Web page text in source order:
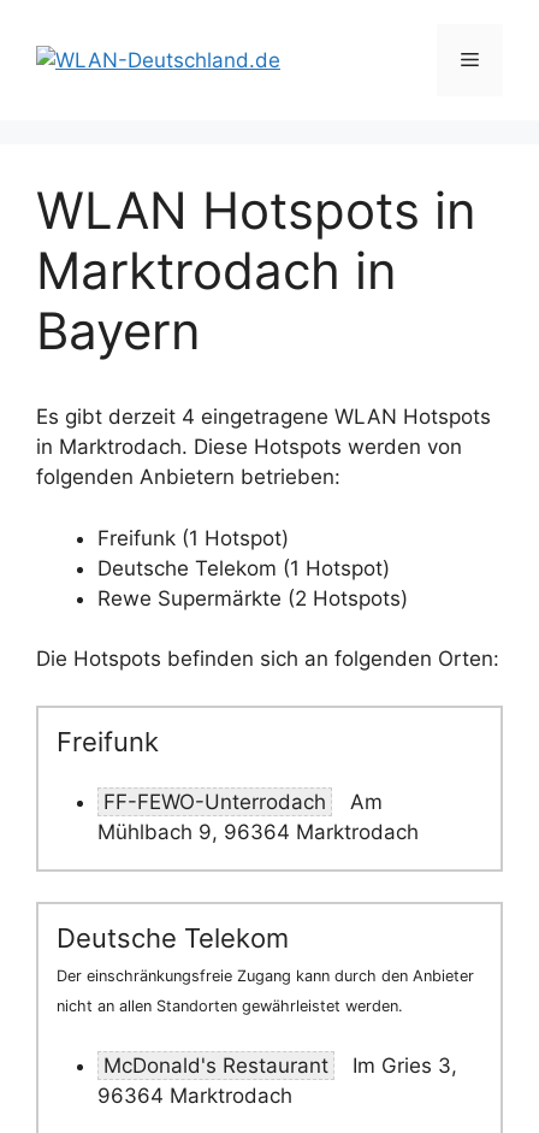
Inhalt
springen
Menü
WLAN Hotspots in
Marktrodach in
Bayern
Es gibt derzeit 4 eingetragene WLAN Hotspots
in Marktrodach. Diese Hotspots werden von
folgenden Anbietern betrieben:
Freifunk (1 Hotspot)
Deutsche Telekom (1 Hotspot)
Rewe Supermärkte (2 Hotspots)
Die Hotspots befinden sich an folgenden Orten:
Freifunk
FF-FEWO-Unterrodach
Am
Mühlbach 9, 96364 Marktrodach
Deutsche Telekom
Der einschränkungsfreie Zugang kann durch den Anbieter
nicht an allen Standorten gewährleistet werden.
McDonald's Restaurant
Im Gries 3,
96364 Marktrodach